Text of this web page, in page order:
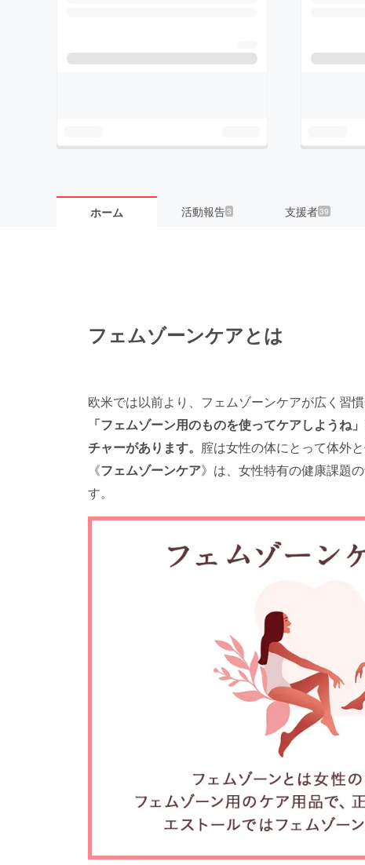
ホーム 活動報告3 支援者39
フェムゾーンケアとは
欧米では以前より、フェムゾーンケアが広く習
「フェムゾーン用のものを使ってケアしようね
チャーがあります。 腟は女性の体にとって体外
《フェムゾーンケア》は、女性特有の健康課題
す。